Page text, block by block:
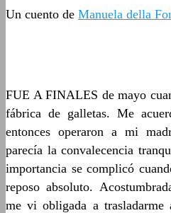
Un cuento de Manuela della
FUE A FINALES de mayo
fábrica de galletas. Me
entonces operaron a mi
parecía la convalecencia
importancia se complicó
reposo absoluto.
me vi obligada a trasladarme